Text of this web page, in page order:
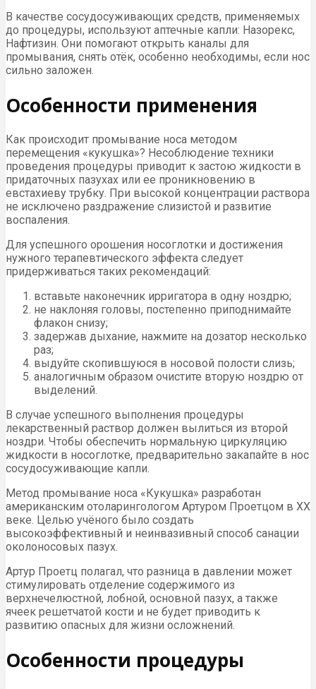
В качестве сосудосуживающих средств, применяемых
до процедуры, используют аптечные капли: Назорекс,
Нафтизин. Они помогают открыть каналы для
промывания, снять отёк, особенно необходимы, если нос
сильно заложен.
Особенности применения
Как происходит промывание носа методом
перемещения «кукушка»? Несоблюдение техники
проведения процедуры приводит к застою жидкости в
придаточных пазухах или ее проникновению в
евстахиеву трубку. При высокой концентрации раствора
не исключено раздражение слизистой и развитие
воспаления.
Для успешного орошения носоглотки и достижения
нужного терапевтического эффекта следует
придерживаться таких рекомендаций:
вставьте наконечник ирригатора в одну ноздрю;
не наклоняя головы, постепенно приподнимайте
флакон снизу;
задержав дыхание, нажмите на дозатор несколько
раз;
выдуйте скопившуюся в носовой полости слизь;
аналогичным образом очистите вторую ноздрю от
выделений.
В случае успешного выполнения процедуры
лекарственный раствор должен вылиться из второй
ноздри. Чтобы обеспечить нормальную циркуляцию
жидкости в носоглотке, предварительно закапайте в нос
сосудосуживающие капли.
Метод промывание носа «Кукушка» разработан
американским отоларингологом Артуром Проетцом в ХХ
веке. Целью учёного было создать
высокоэффективный и неинвазивный способ санации
околоносовых пазух.
Артур Проетц полагал, что разница в давлении может
стимулировать отделение содержимого из
верхнечелюстной, лобной, основной пазух, а также
ячеек решетчатой кости и не будет приводить к
развитию опасных для жизни осложнений.
Особенности процедуры